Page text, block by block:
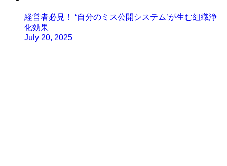
経営者必見！ ‘自分のミス公開システム’が生む組織浄
化効果
July 20, 2025